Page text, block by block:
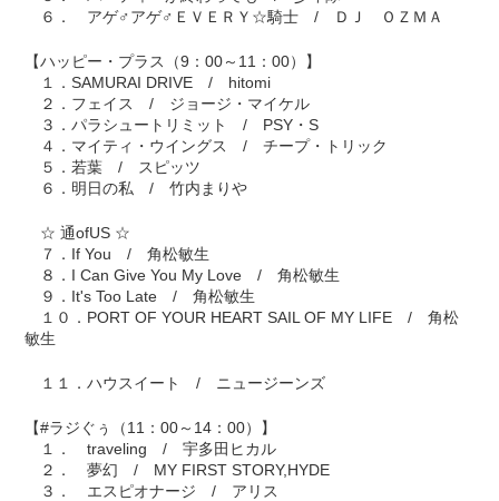
６． アゲ♂アゲ♂ＥＶＥＲＹ☆騎士 / ＤＪ ＯＺＭＡ
【ハッピー・プラス（9：00～11：00）】
１．SAMURAI DRIVE / hitomi
２．フェイス / ジョージ・マイケル
３．パラシュートリミット / PSY・S
４．マイティ・ウイングス / チープ・トリック
５．若葉 / スピッツ
６．明日の私 / 竹内まりや
☆ 通ofUS ☆
７．If You / 角松敏生
８．I Can Give You My Love / 角松敏生
９．It's Too Late / 角松敏生
１０．PORT OF YOUR HEART SAIL OF MY LIFE / 角松
敏生
１１．ハウスイート / ニュージーンズ
【#ラジぐぅ（11：00～14：00）】
１． traveling / 宇多田ヒカル
２． 夢幻 / MY FIRST STORY,HYDE
３． エスピオナージ / アリス